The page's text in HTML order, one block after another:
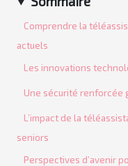
Comprendre la
actuels
Les innovations
Une sécurité renforcée
L’impact de la
seniors
Perspectives d’avenir